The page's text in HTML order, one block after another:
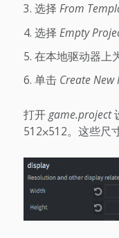
选择 From
选择 Empty
在本地驱动器上
单击 Create New
打开game.project
512⨉512。这些尺